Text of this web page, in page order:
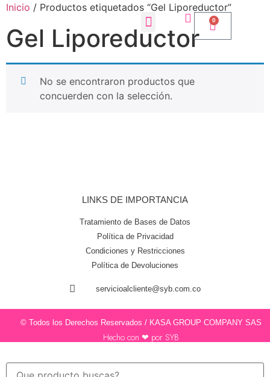
0
Inicio / Productos etiquetados “Gel Liporeductor”
Gel Liporeductor
No se encontraron productos que
concuerden con la selección.
LINKS DE IMPORTANCIA
Tratamiento de Bases de Datos
Política de Privacidad
Condiciones y Restricciones
Política de Devoluciones
servicioalcliente@syb.com.co
© Todos los Derechos Reservados / KASA GROUP COMPANY SAS
Hecho con ❤ por SYB